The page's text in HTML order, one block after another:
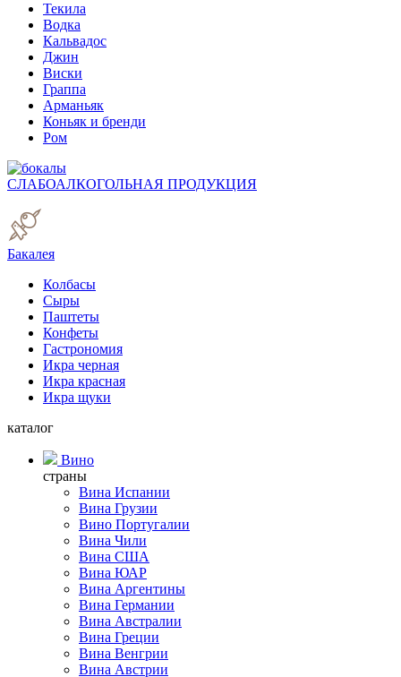
Текила
Водка
Кальвадос
Джин
Виски
Граппа
Арманьяк
Коньяк и бренди
Ром
СЛАБОАЛКОГОЛЬНАЯ ПРОДУКЦИЯ
Бакалея
Колбасы
Сыры
Паштеты
Конфеты
Гастрономия
Икра черная
Икра красная
Икра щуки
каталог
Вино
страны
Вина Испании
Вина Грузии
Вино Португалии
Вина Чили
Вина США
Вина ЮАР
Вина Аргентины
Вина Германии
Вина Австралии
Вина Греции
Вина Венгрии
Вина Австрии